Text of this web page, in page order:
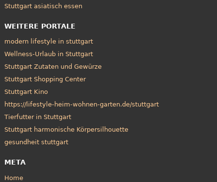
Stuttgart asiatisch essen
WEITERE PORTALE
modern lifestyle in stuttgart
Wellness-Urlaub in Stuttgart
Stuttgart Zutaten und Gewürze
Stuttgart Shopping Center
Stuttgart Kino
https://lifestyle-heim-wohnen-garten.de/stuttgart
Tierfutter in Stuttgart
Stuttgart harmonische Körpersilhouette
gesundheit stuttgart
META
Home